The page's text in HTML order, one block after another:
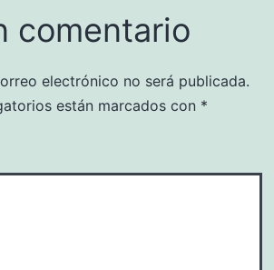
comentario
electrónico no será publicada.
están marcados con *